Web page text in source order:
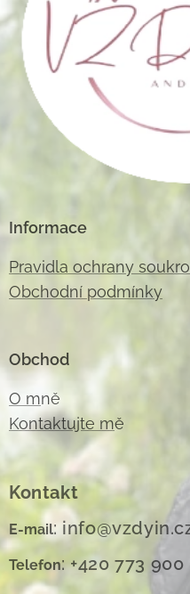
Informace
Pravidla ochrany
Obchodní podmínky
Obchod
O mně
Kontaktujte mě
Kontakt
E-mail:
Telefon: +420 773 900